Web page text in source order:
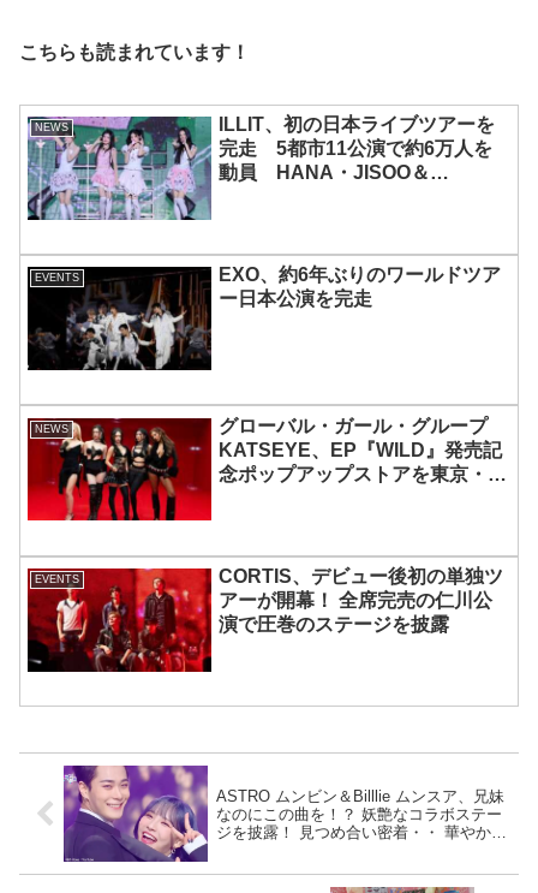
こちらも読まれています！
NEWS
ILLIT、初の日本ライブツアーを
完走 5都市11公演で約6万人を
動員 HANA・JISOO＆
EVENTS
EXO、約6年ぶりのワールドツア
ー日本公演を完走
NEWS
グローバル・ガール・グループ
KATSEYE、EP『WILD』発売記
念ポップアップストアを東京・原
EVENTS
CORTIS、デビュー後初の単独ツ
アーが開幕！ 全席完売の仁川公
演で圧巻のステージを披露
ASTRO ムンビン＆Billlie ムンスア、兄妹
なのにこの曲を！？ 妖艶なコラボステー
ジを披露！ 見つめ合い密着・・ 華やかな